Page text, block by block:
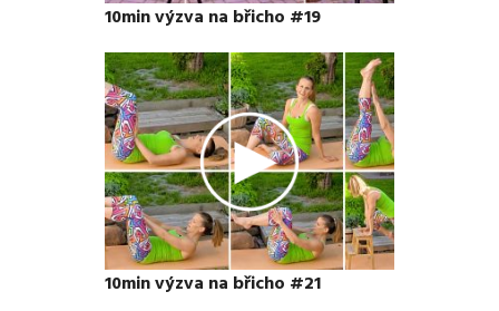
10min výzva na břicho #19
10min výzva na břicho #21